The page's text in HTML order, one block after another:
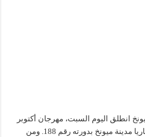
انطلق اليوم السبت، مهرجان أكتوبر
الشعبي الشهير في عاصمة ولاية بافاريا مدينة ميونخ بدورته رقم 188. ومن